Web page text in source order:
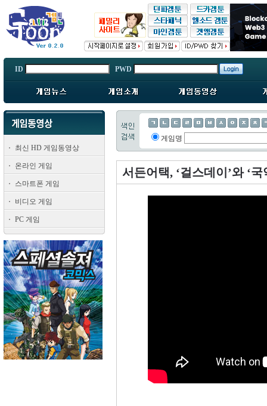
ID PWD
최신 HD 게임동영상
온라인 게임
스마트폰 게임
비디오 게임
PC 게임
게임명
서든어택, ‘걸스데이’와 ‘